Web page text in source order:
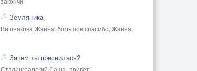
Земляника
Вишнякова Жанна, большое спасибо, Жанна..
Зачем ты приснилась?
Сталинградский Саша, привет!